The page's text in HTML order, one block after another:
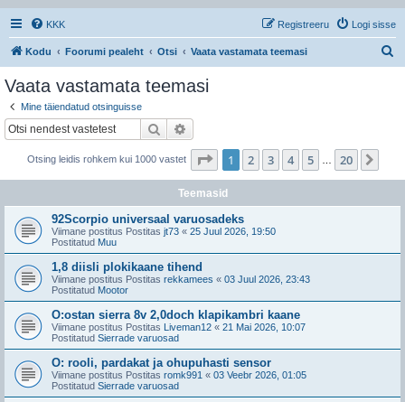
KKK Logi sisse
Registreeru
Kodu Foorumi pealeht Otsi Vaata vastamata teemasi
Vaata vastamata teemasi
Mine täiendatud otsinguisse
Otsi
Otsing leidis rohkem kui 1000 vastet 1 . leht20 -st
1 2 3 4 5 20
Teemasid
92Scorpio universaal varuosadeks
Viimane postitus Postitas jt73 « 25 Juul 2026, 19:50
Postitatud Muu
1,8 diisli plokikaane tihend
Viimane postitus Postitas rekkamees « 03 Juul 2026, 23:43
Postitatud Mootor
O:ostan sierra 8v 2,0doch klapikambri kaane
Viimane postitus Postitas Liveman12 « 21 Mai 2026, 10:07
Postitatud Sierrade varuosad
O: rooli, pardakat ja ohupuhasti sensor
Viimane postitus Postitas romk991 « 03 Veebr 2026, 01:05
Postitatud Sierrade varuosad